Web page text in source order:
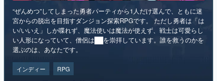
選ぶのは、あなたです。
インディー RPG
リリース日：2026年第4四半期